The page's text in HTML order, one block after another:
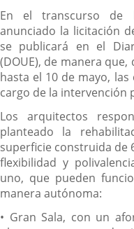
En el transcurso de
anunciado la licitación
se publicará en el
(DOUE), de manera
hasta el 10 de mayo,
cargo de la intervención
Los arquitectos
planteado la
superficie construida de
flexibilidad y
uno, que pueden
manera autónoma:
• Gran Sala, con un